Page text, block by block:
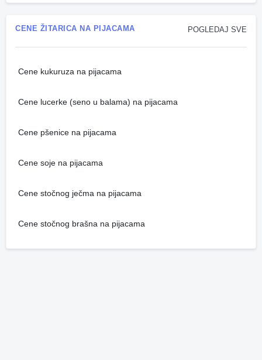
POGLEDAJ SVE
CENE ŽITARICA NA PIJACAMA
Cene kukuruza na pijacama
Cene lucerke (seno u balama) na pijacama
Cene pšenice na pijacama
Cene soje na pijacama
Cene stočnog ječma na pijacama
Cene stočnog brašna na pijacama